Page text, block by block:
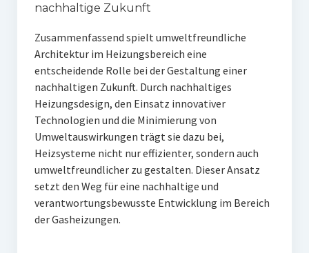
nachhaltige Zukunft
Zusammenfassend spielt umweltfreundliche
Architektur im Heizungsbereich eine
entscheidende Rolle bei der Gestaltung einer
nachhaltigen Zukunft. Durch nachhaltiges
Heizungsdesign, den Einsatz innovativer
Technologien und die Minimierung von
Umweltauswirkungen trägt sie dazu bei,
Heizsysteme nicht nur effizienter, sondern auch
umweltfreundlicher zu gestalten. Dieser Ansatz
setzt den Weg für eine nachhaltige und
verantwortungsbewusste Entwicklung im Bereich
der Gasheizungen.